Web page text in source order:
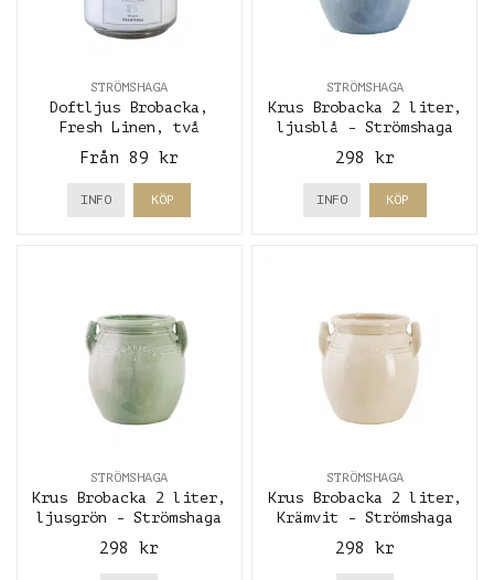
STRÖMSHAGA
Doftljus Brobacka,
Fresh Linen, två
storlekar - Strömshaga
Från 89 kr
INFO KÖP
STRÖMSHAGA
Krus Brobacka 2 liter,
ljusblå - Strömshaga
298 kr
INFO KÖP
STRÖMSHAGA
Krus Brobacka 2 liter,
ljusgrön - Strömshaga
298 kr
STRÖMSHAGA
Krus Brobacka 2 liter,
Krämvit - Strömshaga
298 kr